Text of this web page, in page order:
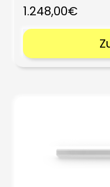
1.248,00€